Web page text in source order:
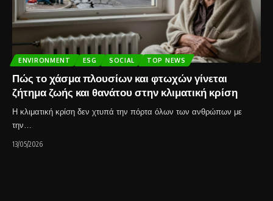
ENVIRONMENT ESG SOCIAL TOP NEWS
Πώς το χάσμα πλουσίων και φτωχών γίνεται
ζήτημα ζωής και θανάτου στην κλιματική κρίση
Η κλιματική κρίση δεν χτυπά την πόρτα όλων των ανθρώπων με
την…
13/05/2026